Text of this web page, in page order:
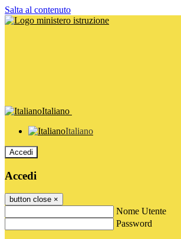
Salta al contenuto
Italiano
Italiano
Accedi
Accedi
button close ×
Nome Utente
Password